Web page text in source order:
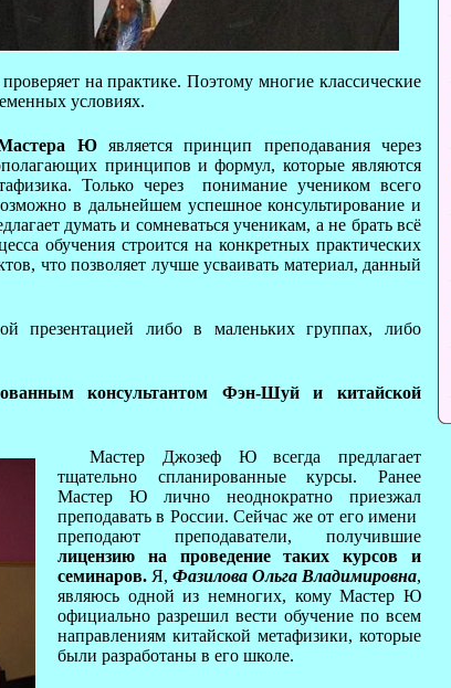
на практике. Поэтому многие классические
условиях.
Мастера Юявляется принцип преподавания через
принципов и формул, которые являются
Только через понимание учеником всего
в дальнейшем успешное консультирование и
думать и сомневаться ученикам, а не брать всё
обучения строится на конкретных практических
что позволяет лучше усваивать материал, данный
презентацией либо в маленьких группах, либо
консультантом Фэн-Шуй и китайской
Мастер Джозеф Ю всегда предлагает
тщательно спланированные курсы. Ранее
Мастер Ю лично неоднократно приезжал
преподавать в России. Сейчас же от его имени
преподают преподаватели, получившие
лицензию
на проведение таких курсов и
семинаров. Я, Фазилова Ольга Владимировна,
являюсь одной из немногих, кому Мастер Ю
официально разрешил вести обучение по всем
направлениям китайской метафизики, которые
были разработаны в его школе.